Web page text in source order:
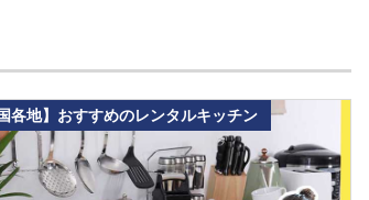
国各地】おすすめのレンタルキッチン